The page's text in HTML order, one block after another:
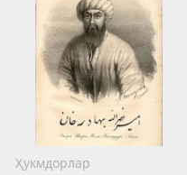
Ҳукмдорлар